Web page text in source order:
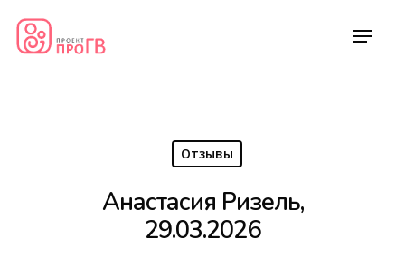
Отзывы
Анастасия Ризель,
29.03.2026